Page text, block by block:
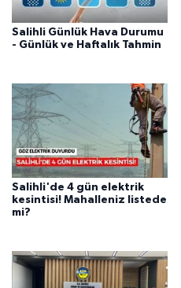
Salihli Günlük Hava Durumu
- Günlük ve Haftalık Tahmin
Salihli'de 4 gün elektrik
kesintisi! Mahalleniz listede
mi?